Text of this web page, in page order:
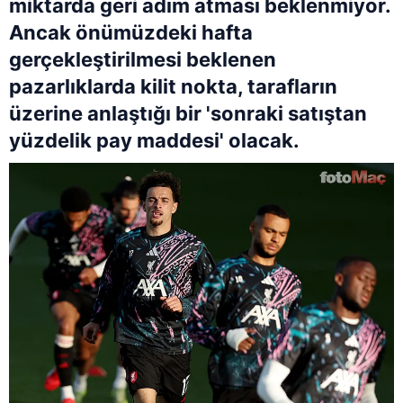
miktarda geri adım atması beklenmiyor.
Ancak önümüzdeki hafta
gerçekleştirilmesi beklenen
pazarlıklarda kilit nokta, tarafların
üzerine anlaştığı bir 'sonraki satıştan
yüzdelik pay maddesi' olacak.